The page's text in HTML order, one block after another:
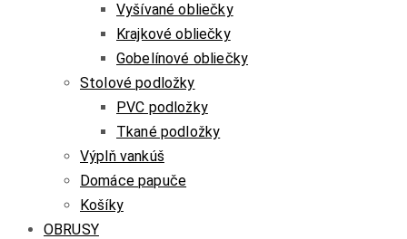
Vyšívané obliečky
Krajkové obliečky
Gobelínové obliečky
Stolové podložky
PVC podložky
Tkané podložky
Výplň vankúš
Domáce papuče
Košíky
OBRUSY